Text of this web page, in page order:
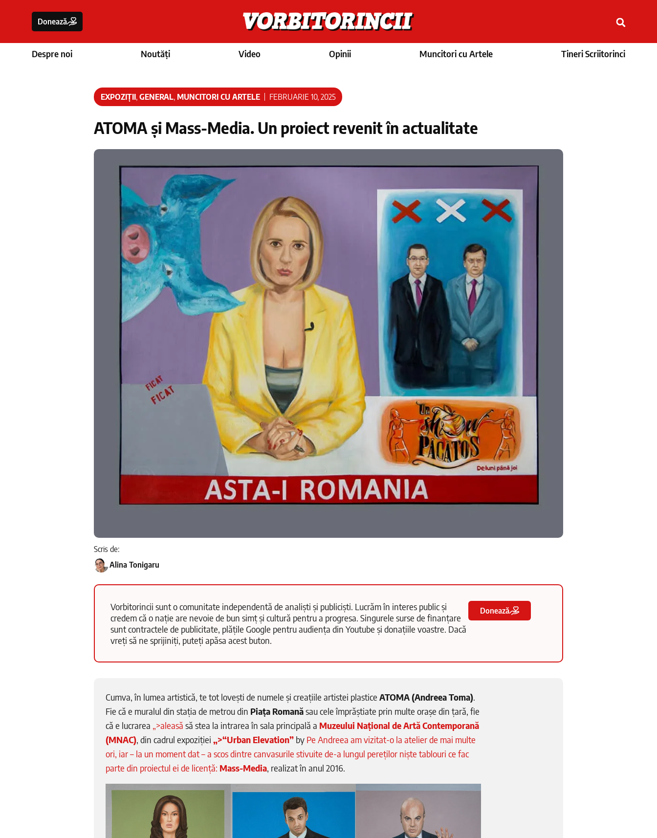
Donează
Despre noi Noutăți Video Opinii Muncitori cu Artele Tineri Scriitorinci
EXPOZIȚII, GENERAL, MUNCITORI CU ARTELE FEBRUARIE 10, 2025
ATOMA și Mass-Media. Un proiect revenit în actualitate
Scris de:
Alina Tonigaru
Vorbitorincii sunt o comunitate independentă de analiști și publiciști. Lucrăm în interes public și
credem că o nație are nevoie de bun simț și cultură pentru a progresa. Singurele surse de finanțare
sunt contractele de publicitate, plățile Google pentru audiența din Youtube și donațiile voastre. Dacă
vreți să ne sprijiniți, puteți apăsa acest buton.
Donează
Cumva, în lumea artistică, te tot lovești de numele și creațiile artistei plastice ATOMA (Andreea Toma).
Fie că e muralul din stația de metrou din Piața Romanăsau cele împrăștiate prin multe orașe din țară, fie
că e lucrarea „>aleasă să stea la intrarea în sala principală a Muzeului Național de Artă Contemporană
(MNAC), din cadrul expoziției „>“Urban Elevation” by Pe Andreea am vizitat-o la atelier de mai multe
ori, iar – la un moment dat – a scos dintre canvasurile stivuite de-a lungul pereților niște tablouri ce fac
parte din proiectul ei de licență: Mass-Media, realizat în anul 2016.